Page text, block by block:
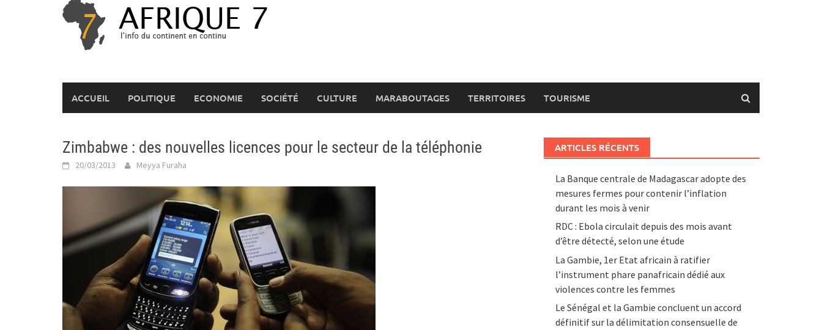
ACCUEIL POLITIQUE ECONOMIE SOCIÉTÉ CULTURE MARABOUTAGES TERRITOIRES TOURISME
Zimbabwe : des nouvelles licences pour le secteur de la téléphonie
20/03/2013 Meyya Furaha
ARTICLES RÉCENTS
La Banque centrale de Madagascar adopte des
mesures fermes pour contenir l’inflation
durant les mois à venir
RDC : Ebola circulait depuis des mois avant
d’être détecté, selon une étude
La Gambie, 1er Etat africain à ratifier
l’instrument phare panafricain dédié aux
violences contre les femmes
Le Sénégal et la Gambie concluent un accord
définitif sur la délimitation consensuelle de